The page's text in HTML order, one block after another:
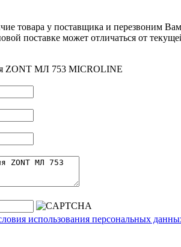
товара у поставщика и перезвоним
поставке может отличаться от
ZONT МЛ 753 MICROLINE
использования персональных